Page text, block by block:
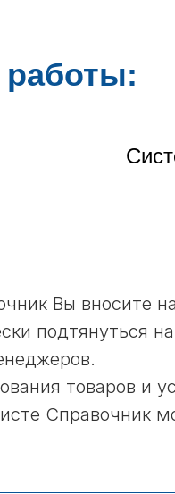
Вы
подтянуться
товаров и
Справочник